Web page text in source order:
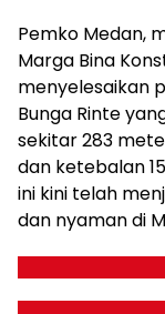
Pemko Medan,
Marga Bina
menyelesaikan
Bunga Rinte
sekitar 283
dan ketebalan
ini kini telah
dan nyaman di